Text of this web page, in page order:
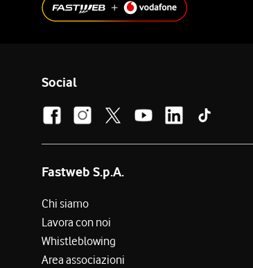
Social
Fastweb S.p.A.
Chi siamo
Lavora con noi
Whistleblowing
Area associazioni